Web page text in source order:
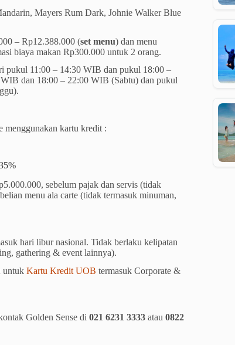
Mayers Rum Dark, Johnie Walker Blue
– Rp12.388.000 (set menu) dan menu
biaya makan Rp300.000 untuk 2 orang.
pukul 11:00 – 14:30 WIB dan pukul 18:00 –
dan 18:00 – 22:00 WIB (Sabtu) dan pukul
menggunakan kartu kredit :
sebelum pajak dan servis (tidak
menu ala carte (tidak termasuk minuman,
hari libur nasional. Tidak berlaku kelipatan
gathering & event lainnya).
untuk Kartu Kredit UOB termasuk Corporate &
Golden Sense di 021 6231 3333 atau 0822